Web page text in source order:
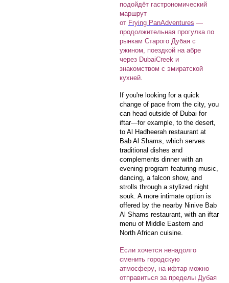
подойдёт гастрономический
маршрут
от Frying PanAdventures —
продолжительная прогулка по
рынкам Старого Дубая с
ужином, поездкой на абре
через DubaiCreek и
знакомством с эмиратской
кухней.
If you're looking for a quick
change of pace from the city, you
can head outside of Dubai for
iftar—for example, to the desert,
to Al Hadheerah restaurant at
Bab Al Shams, which serves
traditional dishes and
complements dinner with an
evening program featuring music,
dancing, a falcon show, and
strolls through a stylized night
souk. A more intimate option is
offered by the nearby Ninive Bab
Al Shams restaurant, with an iftar
menu of Middle Eastern and
North African cuisine.
Если хочется ненадолго
сменить городскую
атмосферу, на ифтар можно
отправиться за пределы Дубая